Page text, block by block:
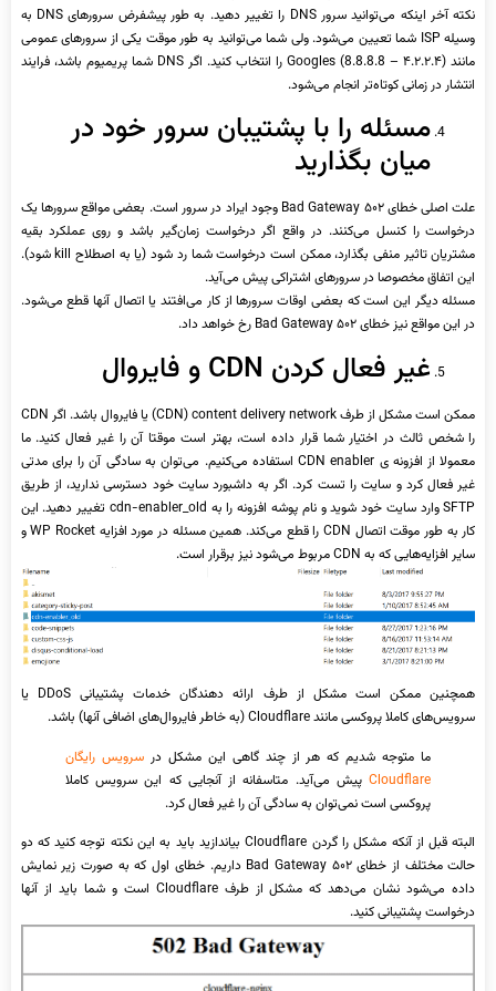
نکته آخر اینکه می‌توانید سرور DNS را تغییر دهید. به طور پیشفرض سرورهای DNS به
وسیله ISP شما تعیین می‌شود. ولی شما می‌توانید به طور موقت یکی از سرورهای عمومی
مانند Googles (8.8.8.8 – ۴.۲.۲.۴) را انتخاب کنید. اگر DNS شما پریمیوم باشد، فرایند
انتشار در زمانی کوتاه‌تر انجام می‌شود.
مسئله را با پشتیبان سرور خود در
میان بگذارید
علت اصلی خطای ۵۰۲ Bad Gateway وجود ایراد در سرور است. بعضی مواقع سرورها یک
درخواست را کنسل می‌کنند. در واقع اگر درخواست زمان‌گیر باشد و روی عملکرد بقیه
مشتریان تاثیر منفی بگذارد، ممکن است درخواست شما رد شود (یا به اصطلاح kill شود).
این اتفاق مخصوصا در سرورهای اشتراکی پیش می‌آید.
مسئله دیگر این است که بعضی اوقات سرورها از کار می‌افتند یا اتصال آنها قطع می‌شود.
در این مواقع نیز خطای ۵۰۲ Bad Gateway رخ خواهد داد.
غیر فعال کردن CDN و فایروال
ممکن است مشکل از طرف CDN) content delivery network) یا فایروال باشد. اگر CDN
را شخص ثالث در اختیار شما قرار داده است، بهتر است موقتا آن را غیر فعال کنید. ما
معمولا از افزونه ی CDN enabler استفاده می‌کنیم. می‌توان به سادگی آن را برای مدتی
غیر فعال کرد و سایت را تست کرد. اگر به داشبورد سایت خود دسترسی ندارید، از طریق
SFTP وارد سایت خود شوید و نام پوشه افزونه را به cdn-enabler_old تغییر دهید. این
کار به طور موقت اتصال CDN را قطع می‌کند. همین مسئله در مورد افزایه WP Rocket و
سایر افزایه‌هایی که به CDN مربوط می‌شود نیز برقرار است.
همچنین ممکن است مشکل از طرف ارائه دهندگان خدمات پشتیبانی DDoS یا
سرویس‌های کاملا پروکسی مانند Cloudflare (به خاطر فایروال‌های اضافی آنها) باشد.
ما متوجه شدیم که هر از چند گاهی این مشکل درسرویس رایگان
Cloudflareپیش می‌آید. متاسفانه از آنجایی که این سرویس کاملا
پروکسی است نمی‌توان به سادگی آن را غیر فعال کرد.
البته قبل از آنکه مشکل را گردن Cloudflare بیاندازید باید به این نکته توجه کنید که دو
حالت مختلف از خطای ۵۰۲ Bad Gateway داریم. خطای اول که به صورت زیر نمایش
داده می‌شود نشان می‌دهد که مشکل از طرف Cloudflare است و شما باید از آنها
درخواست پشتیبانی کنید.